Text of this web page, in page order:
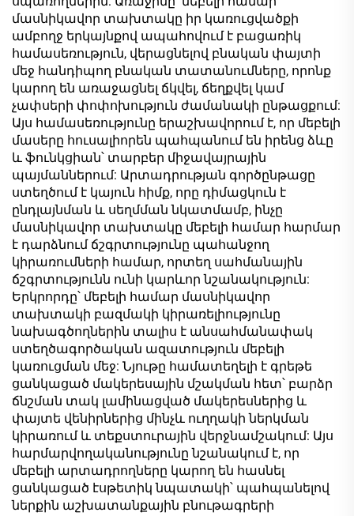
մեբելի սալիկների
հավաքածու
մասնիկավոր տախտակը իր կառուցվածքի
ամբողջ երկայնքով ապահովում է բացառիկ
համասեռություն, վերացնելով բնական փայտի
մեջ հանդիպող բնական տատանումները, որոնք
կարող են առաջացնել ճկվել, ճեղքվել կամ
չափսերի փոփոխություն ժամանակի ընթացքում:
Այս համասեռությունը երաշխավորում է, որ մեբելի
մասերը հուսալիորեն պահպանում են իրենց ձևը
և ֆունկցիան՝ տարբեր միջավայրային
պայմաններում: Արտադրության գործընթացը
ստեղծում է կայուն հիմք, որը դիմացկուն է
ընդլայնման և սեղմման նկատմամբ, ինչը
մասնիկավոր տախտակը մեբելի համար հարմար
է դարձնում ճշգրտությունը պահանջող
կիրառումների համար, որտեղ սահմանային
ճշգրտությունն ունի կարևոր նշանակություն:
Երկրորդը՝ մեբելի համար մասնիկավոր
տախտակի բազմակի կիրառելիությունը
նախագծողներին տալիս է անսահմանափակ
ստեղծագործական ազատություն մեբելի
կառուցման մեջ: Նյութը համատեղելի է գրեթե
ցանկացած մակերեսային մշակման հետ՝ բարձր
ճնշման տակ լամինացված մակերեսներից և
փայտե վենիրներից մինչև ուղղակի ներկման
կիրառում և տեքստուրային վերջնամշակում: Այս
հարմարվողականությունը նշանակում է, որ
մեբելի արտադրողները կարող են հասնել
ցանկացած էսթետիկ նպատակի՝ պահպանելով
ներքին աշխատանքային բնութագրերի